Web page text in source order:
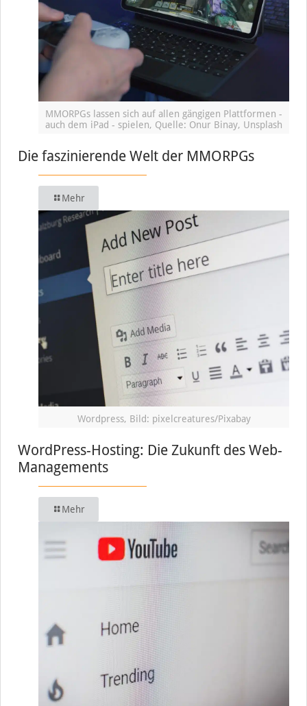
MMORPGs lassen sich auf allen gängigen Plattformen -
auch dem iPad - spielen, Quelle: Onur Binay, Unsplash
Die faszinierende Welt der MMORPGs
Mehr
Wordpress, Bild: pixelcreatures/Pixabay
WordPress-Hosting: Die Zukunft des Web-
Managements
Mehr